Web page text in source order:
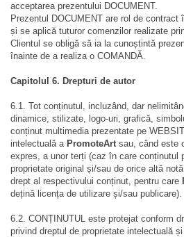
acceptarea prezentului DOCUMENT.
Prezentul DOCUMENT are rol de contract
și se aplică tuturor comenzilor realizate
Clientul se obligă să ia la cunoștintă
înainte de a realiza o COMANDĂ.
Capitolul 6. Drepturi de autor
6.1. Tot conținutul, incluzând, dar
dinamice, stilizate, logo-uri, grafică,
conținut multimedia prezentate pe
intelectuală a PromoteArtsau, când este
expres, a unor terți (caz în care conținutul
proprietate original și/sau de orice altă
drept al respectivului conținut, pentru care
dețină licența de utilizare și/sau publicare).
6.2. CONȚINUTUL este protejat conform
privind dreptul de proprietate intelectuală